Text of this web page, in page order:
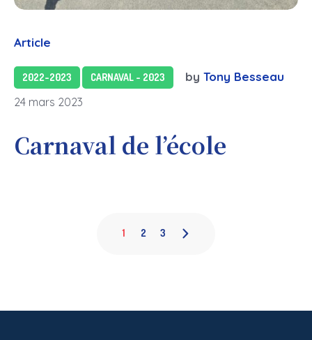
Article
2022-2023 CARNAVAL - 2023 by Tony Besseau
24 mars 2023
Carnaval de l’école
1 2 3